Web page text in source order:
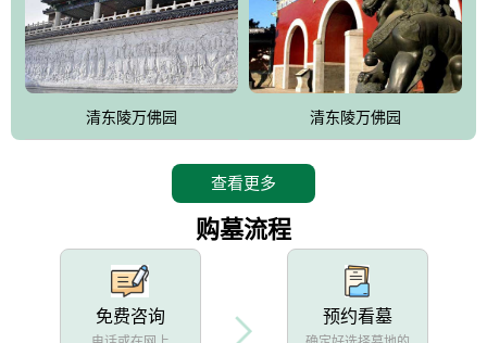
合服务设施，服务于陵园经营，使企业的多元化经营项目相互依
托、相互促进，园区绿化覆盖率达90%。
设计建造各种墓地墓位3万个；主体建筑金宝塔，墓位容量8万个，
能适应不同消费阶层的需求，为客户提供墓碑设计制作服务、特色
清东陵万佛园 清东陵万佛园
查看更多
购墓流程
免费咨询 预约看墓